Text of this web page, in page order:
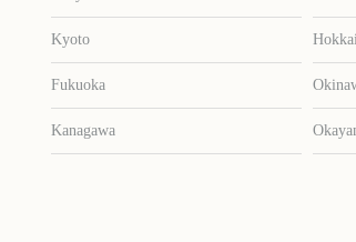
Kyoto
Fukuoka
Kanagawa